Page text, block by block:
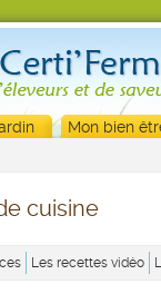
Mon bien
cuisine
Les recettes vidéo